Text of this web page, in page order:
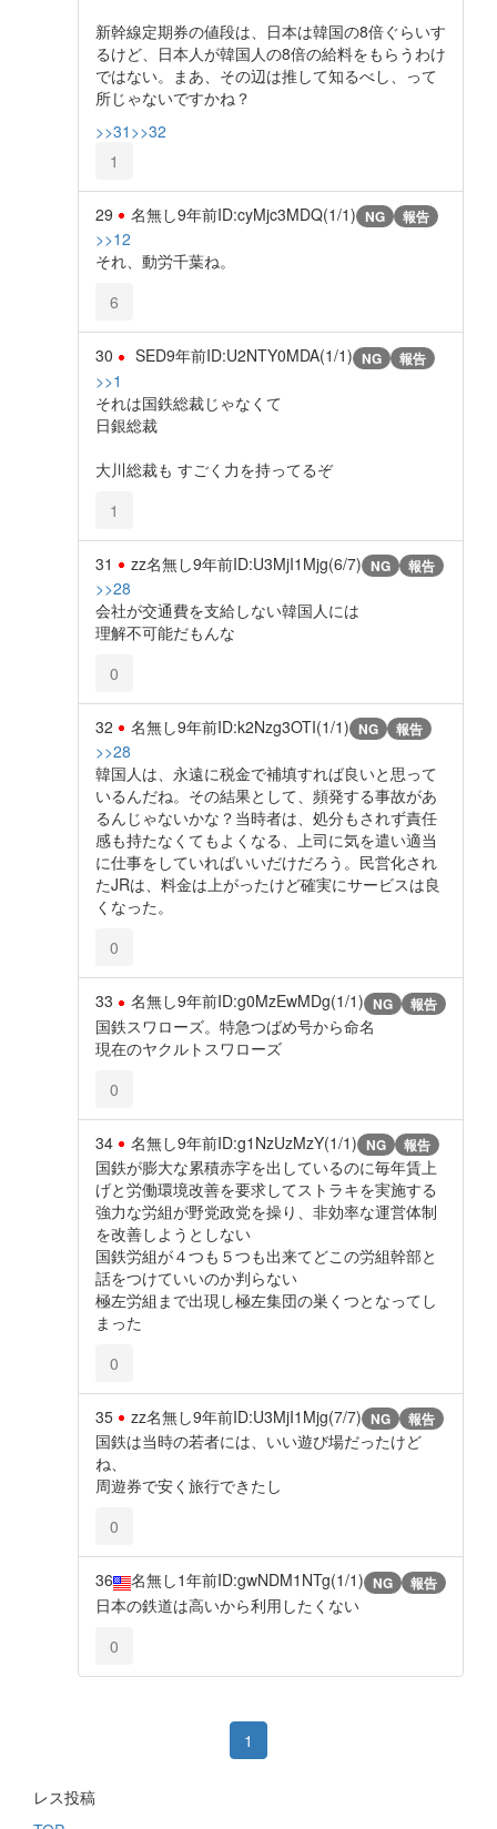
新幹線定期券の値段は、日本は韓国の8倍ぐらいす
るけど、日本人が韓国人の8倍の給料をもらうわけ
ではない。まあ、その辺は推して知るべし、って
所じゃないですかね？
>>31 >>32
1
29 名無し9年前ID:cyMjc3MDQ(1/1) NG 報告
>>12
それ、動労千葉ね。
6
30 SED9年前ID:U2NTY0MDA(1/1) NG 報告
>>1
それは国鉄総裁じゃなくて
日銀総裁
大川総裁も すごく力を持ってるぞ
1
31 zz名無し9年前ID:U3MjI1Mjg(6/7) NG 報告
>>28
会社が交通費を支給しない韓国人には
理解不可能だもんな
0
32 名無し9年前ID:k2Nzg3OTI(1/1) NG 報告
>>28
韓国人は、永遠に税金で補填すれば良いと思って
いるんだね。その結果として、頻発する事故があ
るんじゃないかな？当時者は、処分もされず責任
感も持たなくてもよくなる、上司に気を遣い適当
に仕事をしていればいいだけだろう。民営化され
たJRは、料金は上がったけど確実にサービスは良
くなった。
0
33 名無し9年前ID:g0MzEwMDg(1/1) NG 報告
国鉄スワローズ。特急つばめ号から命名
現在のヤクルトスワローズ
0
34 名無し9年前ID:g1NzUzMzY(1/1) NG 報告
国鉄が膨大な累積赤字を出しているのに毎年賃上
げと労働環境改善を要求してストラキを実施する
強力な労組が野党政党を操り、非効率な運営体制
を改善しようとしない
国鉄労組が４つも５つも出来てどこの労組幹部と
話をつけていいのか判らない
極左労組まで出現し極左集団の巣くつとなってし
まった
0
35 zz名無し9年前ID:U3MjI1Mjg(7/7) NG 報告
国鉄は当時の若者には、いい遊び場だったけど
ね、
周遊券で安く旅行できたし
0
36 名無し1年前ID:gwNDM1NTg(1/1) NG 報告
日本の鉄道は高いから利用したくない
0
1
レス投稿